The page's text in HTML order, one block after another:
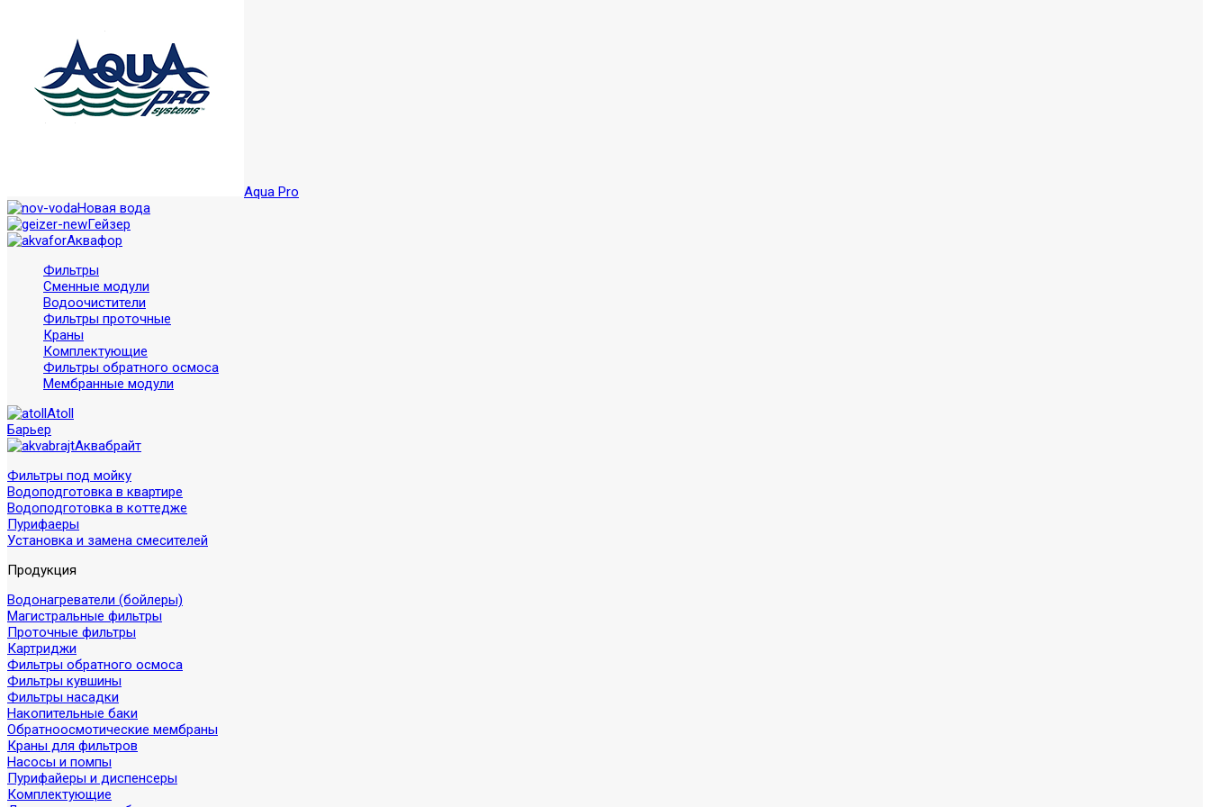
Aqua Pro
Новая вода
Гейзер
Аквафор
Фильтры
Сменные модули
Водоочистители
Фильтры проточные
Краны
Комплектующие
Фильтры обратного осмоса
Мембранные модули
Atoll
Барьер
Аквабрайт
Фильтры под мойку
Водоподготовка в квартире
Водоподготовка в коттедже
Пурифаеры
Установка и замена смесителей
Продукция
Водонагреватели (бойлеры)
Магистральные фильтры
Проточные фильтры
Картриджи
Фильтры обратного осмоса
Фильтры кувшины
Фильтры насадки
Накопительные баки
Обратноосмотические мембраны
Краны для фильтров
Насосы и помпы
Пурифайеры и диспенсеры
Комплектующие